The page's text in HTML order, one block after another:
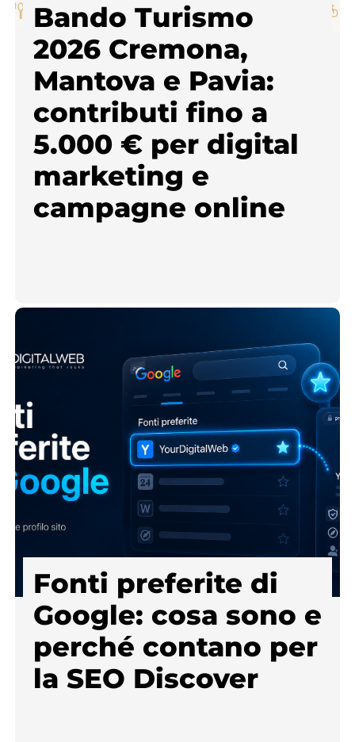
Bando Turismo
2026 Cremona,
Mantova e Pavia:
contributi fino a
5.000 € per digital
marketing e
campagne online
Fonti preferite di
Google: cosa sono e
perché contano per
la SEO Discover